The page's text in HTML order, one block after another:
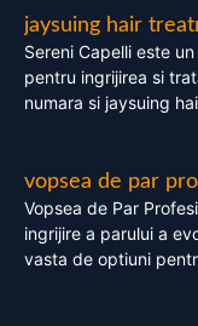
jaysuing hair
Sereni Capelli este
pentru ingrijirea si
numara si jaysuing
vopsea de par
Vopsea de Par
ingrijire a parului a
vasta de optiuni